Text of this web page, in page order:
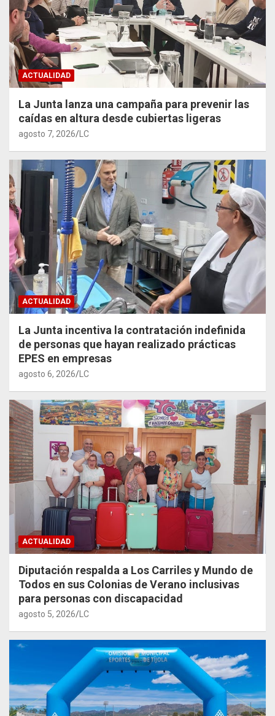
ACTUALIDAD
La Junta lanza una campaña para prevenir las
caídas en altura desde cubiertas ligeras
agosto 7, 2026 LC
ACTUALIDAD
La Junta incentiva la contratación indefinida
de personas que hayan realizado prácticas
EPES en empresas
agosto 6, 2026 LC
ACTUALIDAD
Diputación respalda a Los Carriles y Mundo de
Todos en sus Colonias de Verano inclusivas
para personas con discapacidad
agosto 5, 2026 LC